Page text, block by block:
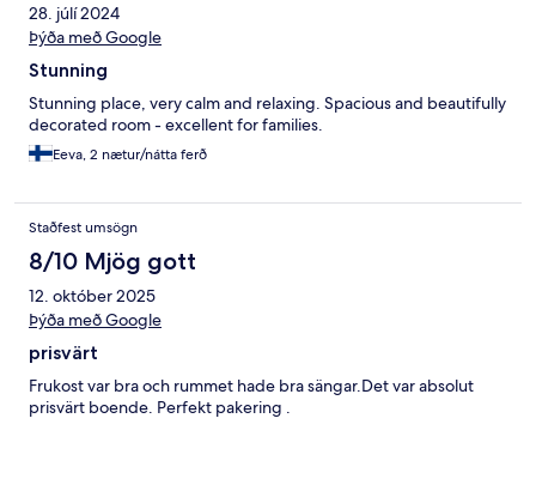
28. júlí 2024
Þýða með Google
Stunning
Stunning place, very calm and relaxing. Spacious and beautifully
decorated room - excellent for families.
Eeva, 2 nætur/nátta ferð
Staðfest umsögn
8/10 Mjög gott
12. október 2025
Þýða með Google
prisvärt
Frukost var bra och rummet hade bra sängar.Det var absolut
prisvärt boende. Perfekt pakering .